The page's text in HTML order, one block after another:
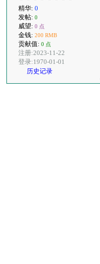
精华:0
发帖:0
威望:0 点
金钱:200 RMB
贡献值:0 点
注册:2023-11-22
登录:1970-01-01
历史记录